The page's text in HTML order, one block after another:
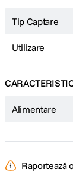
Bureti care
Lungime
Tip Captare
Utilizare
Alimentare
Raportează